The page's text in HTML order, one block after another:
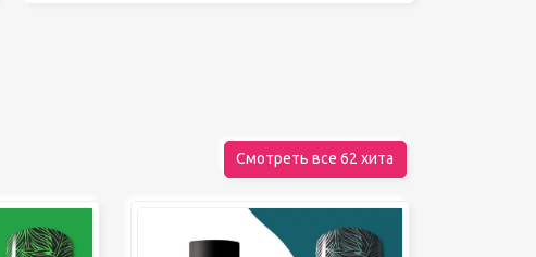
Смотреть все 62 хита